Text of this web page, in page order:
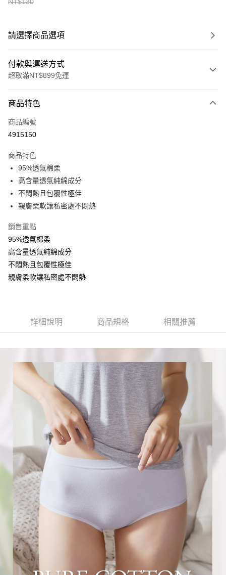
請選擇商品選項
付款與運送方式
超取滿NT$899免運
信用卡一次付款
超商取貨付款
Apple Pay
街口支付
悠遊付
AFTEE先享後付
相關說明
AFTEE先享後付是「在收到商品之後才付款」的支付方式。 讓您購物簡單
便利好安心！
１．簡單：不需註冊會員、不需綁卡、不需儲值。
２．便利：只要手機號碼，簡訊認證，即可結帳。
１．於結帳方式選擇「AFTEE先享後付」後，將跳轉至「AFTEE先享後付」
結帳頁面，進行簡訊認證並確認金額後，即可完成結帳。
※ 請注意：結帳手續完成當下不需立刻繳費，但若您需要取消訂單，請聯絡
購買商品的店家。未經商家同意取消之訂單仍視為有效，需透過AFTEE先享
後付繳納相關費用。
※ 交易是否成功請以「AFTEE先享後付 」之結帳頁面顯示為準，若有關於
是否繳費成功／繳費後需取消欲退款等相關疑問，請聯繫「AFTEE先享後付
客戶支援中心」
https://netprotections.freshdesk.com/support/home
１．透過由恩沛科技股份有限公司提供之「AFTEE先享後付」服務完成之交
易，需依本服務之必要範圍內提供個人資料，並將交易相關給付款項請求債
權轉讓予恩沛科技股份有限公司。
２．關於個人資料處理事宜，請瀏覽以下網址：
https://aftee.tw/terms/#terms3
３．未成年的使用者請事先徵得法定代理人或監護人之同意方可使用
「AFTEE先享後付」，若未經同意申辦者引起之損失，本公司不負相關責
任。
４．使用「AFTEE先享後付」時，將依據個別帳號之用戶狀況，依本公司即
時審查核予不同之上限額度；若仍有額度不足之情形，本公司將視審查結果
請求用戶進行身份認證。
５．嚴禁一人註冊多個帳號或使用他人資訊註冊。若發現惡意使用之情形，
恩沛科技股份有限公司將有權停止該用戶之使用額度並採取法律行動。
ATM付款
運送方式
付款後全家取貨
每筆NT$80，滿NT$899(含以上)免運費
付款後7-11取貨
每筆NT$80，滿NT$899(含以上)免運費
每筆NT$80，滿NT$899(含以上)免運費
商品特色
商品編號
4915150
商品特色
95%透氣棉柔
高含量透氣純綿成分
不悶熱且包覆性極佳
親膚柔軟讓私密處不悶熱
銷售重點
95%透氣棉柔
高含量透氣純綿成分
不悶熱且包覆性極佳
親膚柔軟讓私密處不悶熱
詳細說明 商品規格 相關推薦